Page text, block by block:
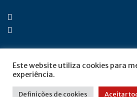
© SINTAP Açores 2022 |
Este website utiliza cookies para
experiência.
Definições de cookies Aceitar